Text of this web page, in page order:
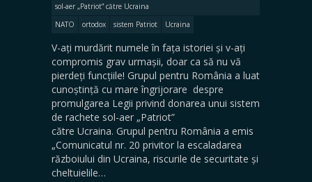
sol-aer „Patriot” către Ucraina
NATO
ortodox sistem Patriot Ucraina
V-ați murdărit numele în fața istoriei și v-ați
compromis grav urmașii, doar ca să nu vă
pierdeți funcțiile! Grupul pentru România a luat
cunoștință cu mare îngrijorare despre
promulgarea Legii privind donarea unui sistem
de rachete sol-aer „Patriot”
către Ucraina. Grupul pentru România a emis
„Comunicatul nr. 20 privitor la escaladarea
războiului din Ucraina, riscurile de securitate și
cheltuielile…